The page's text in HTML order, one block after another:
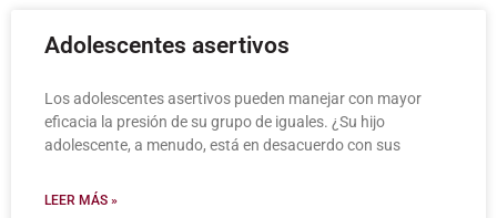
Adolescentes asertivos
Los adolescentes asertivos pueden manejar con mayor
eficacia la presión de su grupo de iguales. ¿Su hijo
adolescente, a menudo, está en desacuerdo con sus
LEER MÁS »